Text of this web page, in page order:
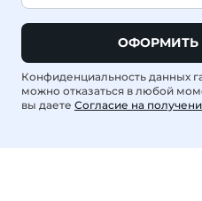
ОФОРМИТЬ
Конфиденциальность данных
можно отказаться в любой
вы даете Согласие на